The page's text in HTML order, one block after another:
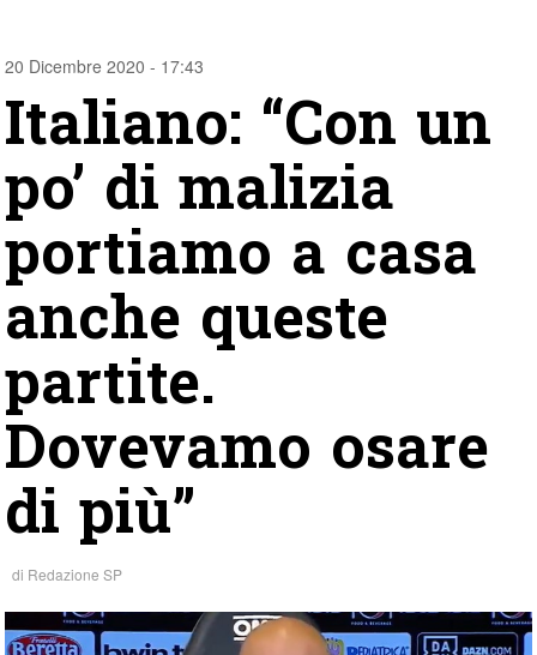
20 Dicembre 2020 - 17:43
Italiano: “Con un
po’ di malizia
portiamo a casa
anche queste
partite.
Dovevamo osare
di più”
di Redazione SP